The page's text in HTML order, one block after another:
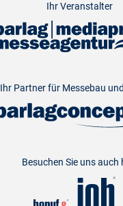
Ihr Veranstalter
Ihr Partner für Messebau
Besuchen Sie uns auch